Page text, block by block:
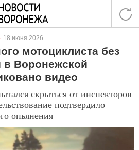
18 июня 2026
мотоциклиста без
в Воронежской
видео
скрыться от инспекторов
подтвердило
опьянения